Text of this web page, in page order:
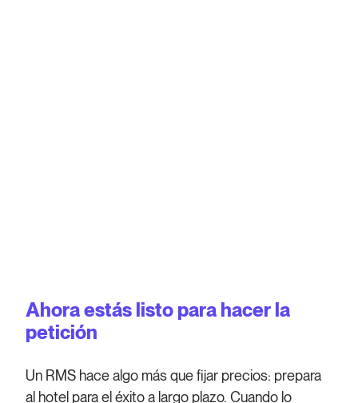
Ahora estás listo para hacer la
petición
Un RMS hace algo más que fijar precios: prepara
al hotel para el éxito a largo plazo. Cuando lo